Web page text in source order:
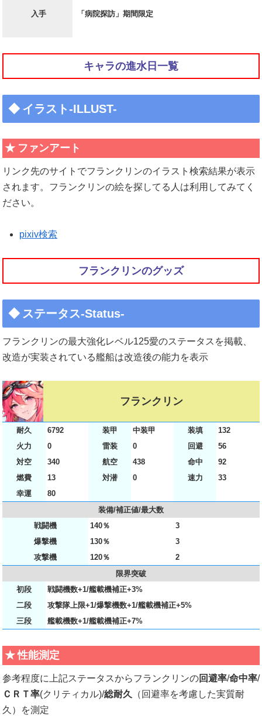
入手 「病院探訪」期間限定
キャラの進水日一覧
イラスト-ILLUST-
ファンアート
リンク先のサイトでフランクリンのイラスト検索結果が表示
されます。フランクリンの絵を探してる人は利用してみてく
ださい。
pixiv検索
フランクリンのグッズ
ステータス-Status-
フランクリンの最大強化レベル125愛のステータスを掲載、
改造が実装されている艦船は改造後の能力を表示
フランクリン
耐久 6792 装甲 中装甲 装填
132
火力
0 雷装 0 回避
56
対空
340 航空 438 命中
92
燃費
13 対潜 0 速力
33
幸運
80
装備/補正値/最大数
戦闘機
140％
3
爆撃機
130％
3
攻撃機
120％
2
限界突破
初段
戦闘機数+1/艦載機補正+3%
二段
攻撃隊上限+1/爆撃機数+1/艦載機補正+5%
三段
艦載機数+1/艦載機補正+7%
性能測定
参考程度に上記ステータスからフランクリンの回避率/命中率/
ＣＲＴ率(クリティカル)/総耐久
（回避率を考慮した実質耐
久）を測定